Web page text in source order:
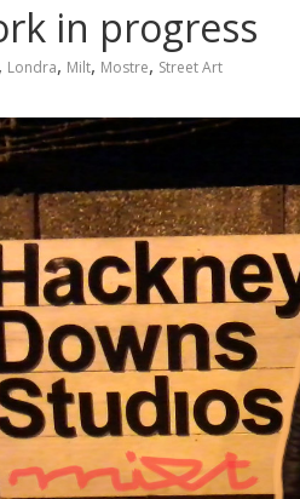
in progress
, Londra, Milt, Mostre, Street Art